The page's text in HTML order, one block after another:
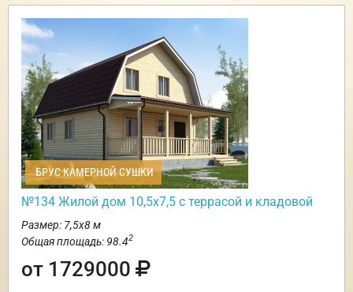
БРУС КАМЕРНОЙ СУШКИ
№134 Жилой дом 10,5х7,5 с террасой и кладовой
Размер: 7,5х8 м
Общая площадь: 98.42
от 1729000